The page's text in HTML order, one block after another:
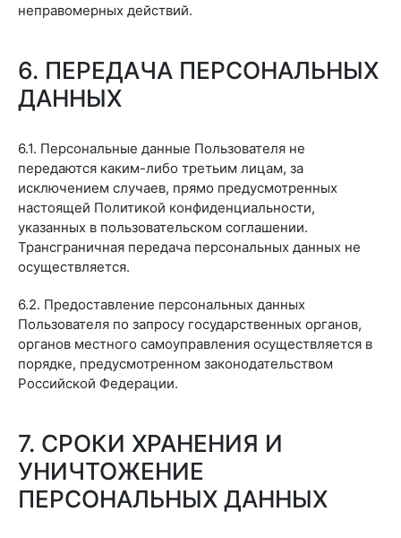
неправомерных действий.
6. ПЕРЕДАЧА ПЕРСОНАЛЬНЫХ
ДАННЫХ
6.1. Персональные данные Пользователя не
передаются каким-либо третьим лицам, за
исключением случаев, прямо предусмотренных
настоящей Политикой конфиденциальности,
указанных в пользовательском соглашении.
Трансграничная передача персональных данных не
осуществляется.
6.2. Предоставление персональных данных
Пользователя по запросу государственных органов,
органов местного самоуправления осуществляется в
порядке, предусмотренном законодательством
Российской Федерации.
7. СРОКИ ХРАНЕНИЯ И
УНИЧТОЖЕНИЕ
ПЕРСОНАЛЬНЫХ ДАННЫХ